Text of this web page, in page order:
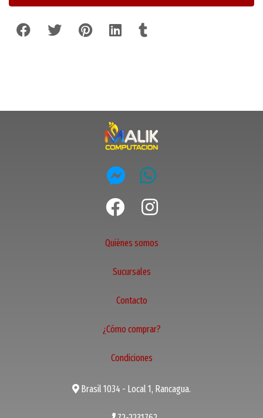
Quiénes somos
Sucursales
Contacto
¿Cómo comprar?
Condiciones
Brasil 1034 - Local 1, Rancagua.